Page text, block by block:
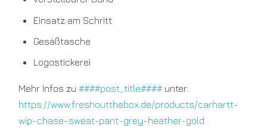
Einsatz am Schritt
Gesäßtasche
Logostickerei
Mehr Infos zu####post_title#### unter:
https://www.freshoutthebox.de/products/carhartt-
wip-chase-sweat-pant-grey-heather-gold